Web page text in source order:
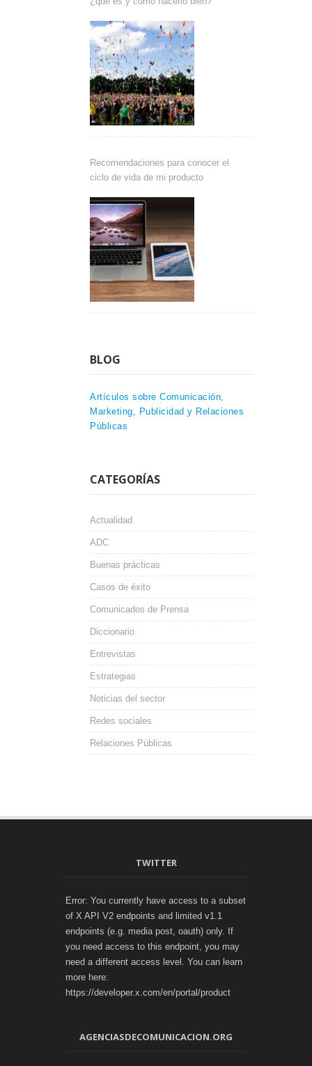
Recomendaciones para conocer el
ciclo de vida de mi producto
BLOG
Artículos sobre Comunicación,
Marketing, Publicidad y Relaciones
Públicas
CATEGORÍAS
Actualidad
ADC
Buenas prácticas
Casos de éxito
Comunicados de Prensa
Diccionario
Entrevistas
Estrategias
Noticias del sector
Redes sociales
Relaciones Públicas
TWITTER
Error: You currently have access to a subset
of X API V2 endpoints and limited v1.1
endpoints (e.g. media post, oauth) only. If
you need access to this endpoint, you may
need a different access level. You can learn
more here:
https://developer.x.com/en/portal/product
AGENCIASDECOMUNICACION.ORG